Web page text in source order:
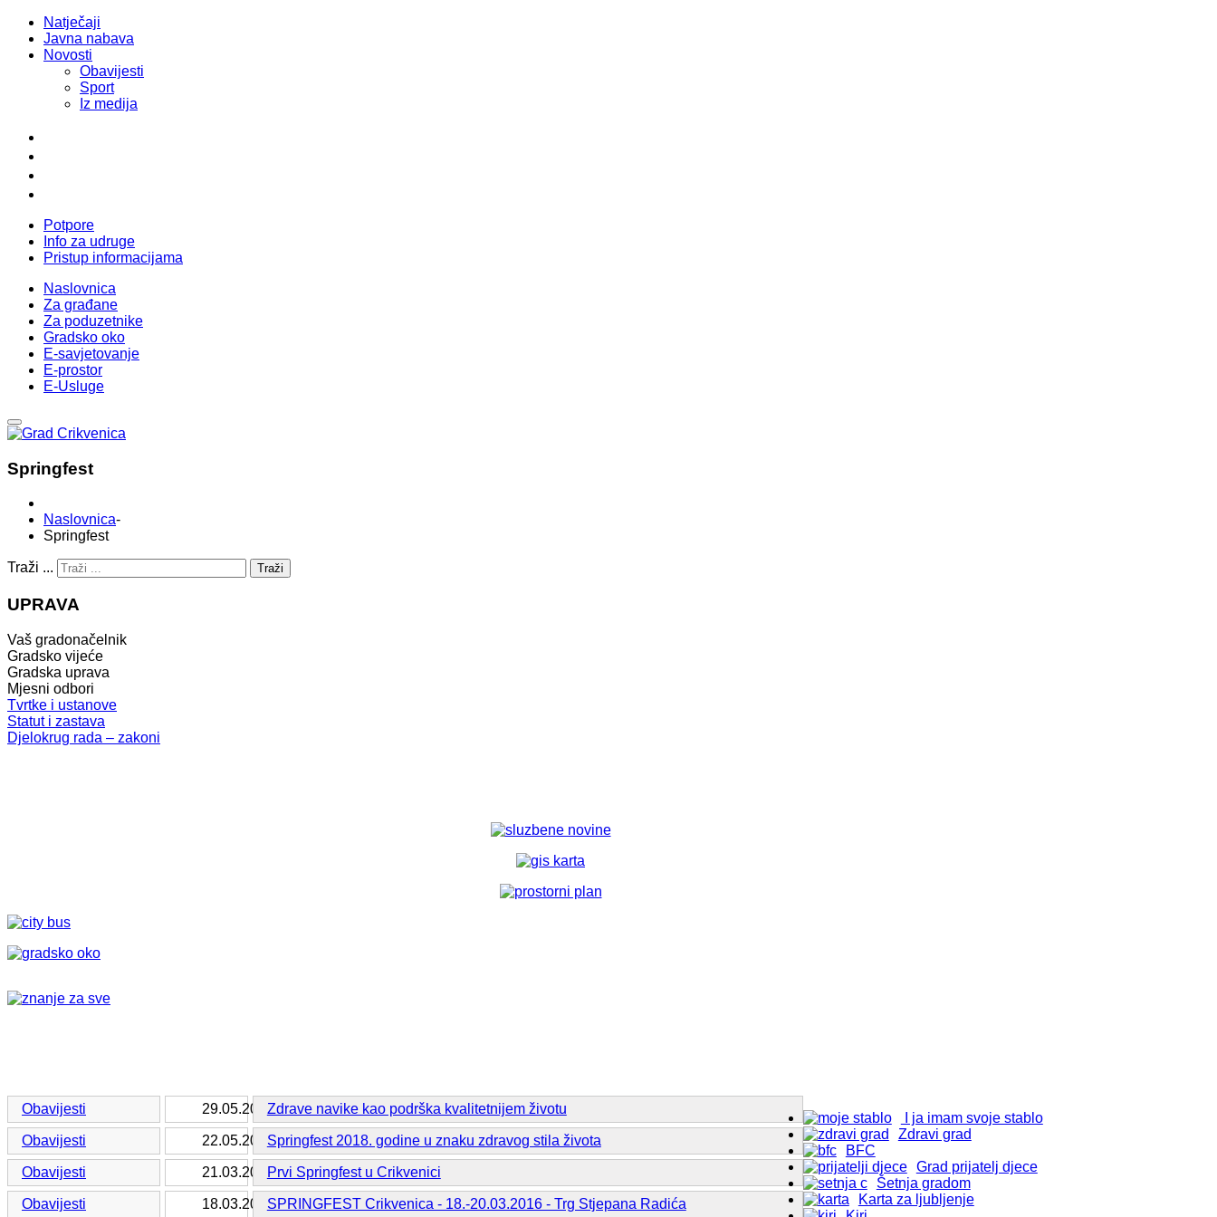
Natječaji
Javna nabava
Novosti
Obavijesti
Sport
Iz medija
Potpore
Info za udruge
Pristup informacijama
Naslovnica
Za građane
Za poduzetnike
Gradsko oko
E-savjetovanje
E-prostor
E-Usluge
Springfest
Naslovnica-
Springfest
Traži ... Traži
UPRAVA
Vaš gradonačelnik
Gradsko vijeće
Gradska uprava
Mjesni odbori
Tvrtke i ustanove
Statut i zastava
Djelokrug rada – zakoni
Obavijesti 29.05.2018.Zdrave navike kao podrška kvalitetnijem životu
Obavijesti 22.05.2018.Springfest 2018. godine u znaku zdravog stila života
Obavijesti 21.03.2016.Prvi Springfest u Crikvenici
Obavijesti 18.03.2016.SPRINGFEST Crikvenica - 18.-20.03.2016 - Trg Stjepana Radića
I ja imam svoje stablo
Zdravi grad
BFC
Grad prijatelj djece
Šetnja gradom
Karta za ljubljenje